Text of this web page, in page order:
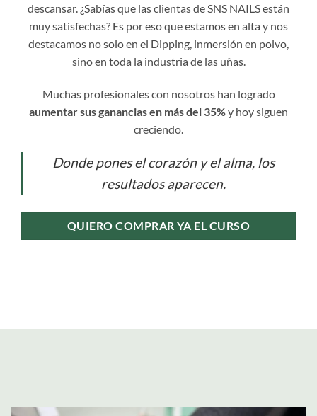
descansar. ¿Sabías que las clientas de SNS NAILS están
muy satisfechas? Es por eso que estamos en alta y nos
destacamos no solo en el Dipping, inmersión en polvo,
sino en toda la industria de las uñas.
Muchas profesionales con nosotros han logrado
aumentar sus ganancias en más del 35%y hoy siguen
creciendo.
Donde pones el corazón y el alma, los
resultados aparecen.
QUIERO COMPRAR YA EL CURSO